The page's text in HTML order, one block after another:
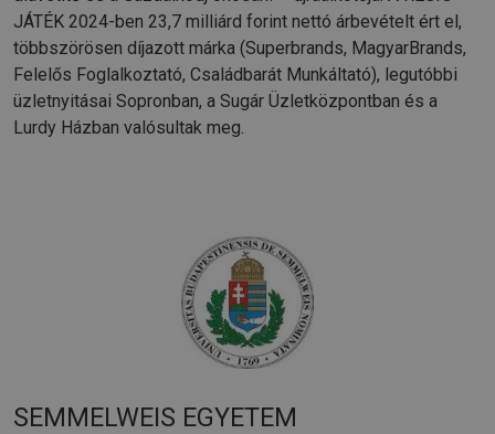
JÁTÉK 2024-ben 23,7 milliárd forint nettó árbevételt ért el,
többszörösen díjazott márka (Superbrands, MagyarBrands,
Felelős Foglalkoztató, Családbarát Munkáltató), legutóbbi
üzletnyitásai Sopronban, a Sugár Üzletközpontban és a
Lurdy Házban valósultak meg.
SEMMELWEIS EGYETEM